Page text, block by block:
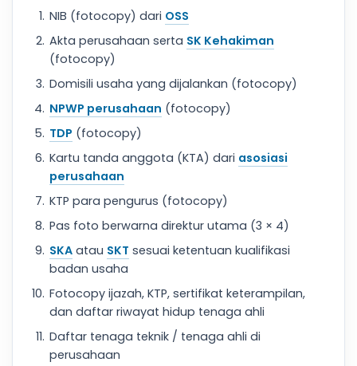
NIB (fotocopy) dari OSS
Akta perusahaan serta SK Kehakiman
(fotocopy)
Domisili usaha yang dijalankan (fotocopy)
NPWP perusahaan (fotocopy)
TDP (fotocopy)
Kartu tanda anggota (KTA) dari asosiasi
perusahaan
KTP para pengurus (fotocopy)
Pas foto berwarna direktur utama (3 × 4)
SKA atau SKT sesuai ketentuan kualifikasi
badan usaha
Fotocopy ijazah, KTP, sertifikat keterampilan,
dan daftar riwayat hidup tenaga ahli
Daftar tenaga teknik / tenaga ahli di
perusahaan